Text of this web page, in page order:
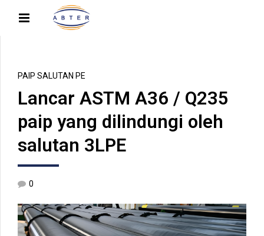
PAIP SALUTAN PE
Lancar ASTM A36 / Q235
paip yang dilindungi oleh
salutan 3LPE
0